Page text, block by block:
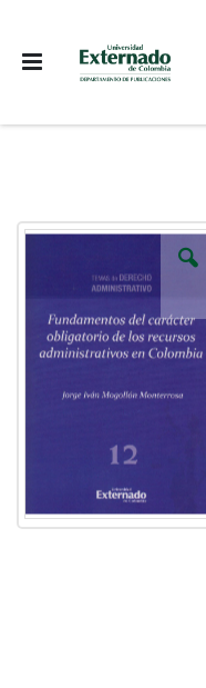
COEDICIONES
Skip
images
Skip
images